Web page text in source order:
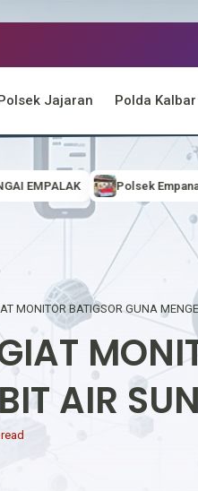
Jajaran Polda Kalbar
Bagikan Bendera Merah
AIR